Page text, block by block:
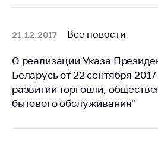
контроль закупок
потребителей
Регулирование
рекламной
деятельности
21.12.2017 Все новости
О реализации Указа
Беларусь от 22 сентября
развитии торговли,
бытового обслуживания"